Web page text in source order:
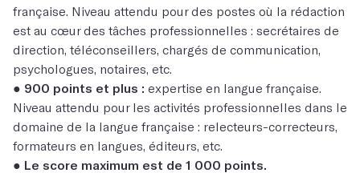
française. Niveau attendu pour des postes où la rédaction
est au cœur des tâches professionnelles : secrétaires de
direction, téléconseillers, chargés de communication,
psychologues, notaires, etc.
● 900 points et plus : expertise en langue française.
Niveau attendu pour les activités professionnelles dans le
domaine de la langue française : relecteurs-correcteurs,
formateurs en langues, éditeurs, etc.
● Le score maximum est de 1 000 points.